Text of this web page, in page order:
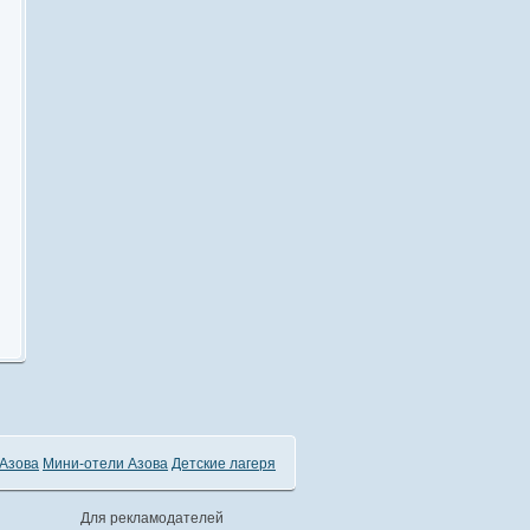
Мини-отели Азова Детские лагеря
Для рекламодателей